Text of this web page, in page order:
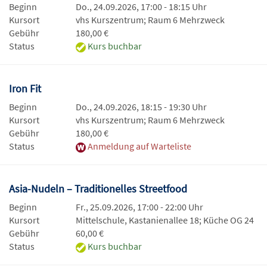
Beginn
Do., 24.09.2026, 17:00 - 18:15 Uhr
Kursort
vhs Kurszentrum; Raum 6 Mehrzweck
Gebühr
180,00 €
Status
Kurs buchbar
Iron Fit
Beginn
Do., 24.09.2026, 18:15 - 19:30 Uhr
Kursort
vhs Kurszentrum; Raum 6 Mehrzweck
Gebühr
180,00 €
Status
Anmeldung auf Warteliste
Asia-Nudeln – Traditionelles Streetfood
Beginn
Fr., 25.09.2026, 17:00 - 22:00 Uhr
Kursort
Mittelschule, Kastanienallee 18; Küche OG 24
Gebühr
60,00 €
Status
Kurs buchbar